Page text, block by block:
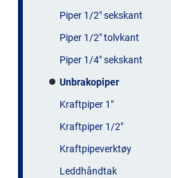
Piper 1/2" sekskant
Piper 1/2" tolvkant
Piper 1/4" sekskant
Unbrakopiper
Kraftpiper 1"
Kraftpiper 1/2"
Kraftpipeverktøy
Leddhåndtak